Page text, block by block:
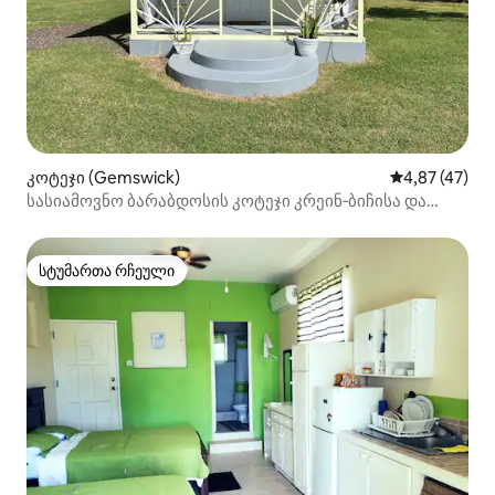
კოტეჯი (Gemswick) საშუალო
4,87 (47)
სასიამოვნო ბარაბდოსის კოტეჯი კრეინ‑ბიჩისა და
სტუმართა რჩეული
სტუმართა რჩეული